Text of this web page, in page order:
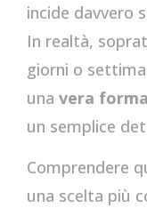
incide davvero
In realtà,
giorni o
una vera
un semplice
Comprendere
una scelta più